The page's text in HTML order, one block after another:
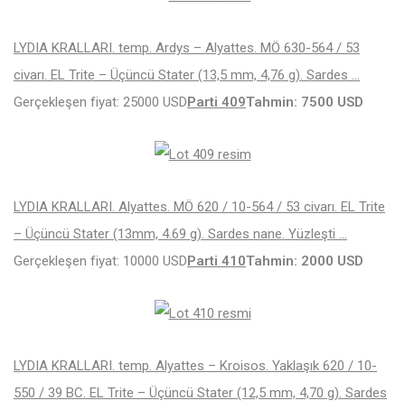
LYDIA KRALLARI. temp. Ardys – Alyattes. MÖ 630-564 / 53
civarı. EL Trite – Üçüncü Stater (13,5 mm, 4,76 g). Sardes …
Gerçekleşen fiyat: 25000 USDParti 409Tahmin: 7500 USD
LYDIA KRALLARI. Alyattes. MÖ 620 / 10-564 / 53 civarı. EL Trite
– Üçüncü Stater (13mm, 4.69 g). Sardes nane. Yüzleşti …
Gerçekleşen fiyat: 10000 USDParti 410Tahmin: 2000 USD
LYDIA KRALLARI. temp. Alyattes – Kroisos. Yaklaşık 620 / 10-
550 / 39 BC. EL Trite – Üçüncü Stater (12,5 mm, 4,70 g). Sardes